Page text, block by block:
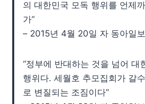
의 대한민국 모독 행위를 언제
가”
– 2015년 4월 20일 자 동아일
“정부에 반대하는 것을 넘어 대
행위다. 세월호 추모집회가 갈
로 변질되는 조짐이다”